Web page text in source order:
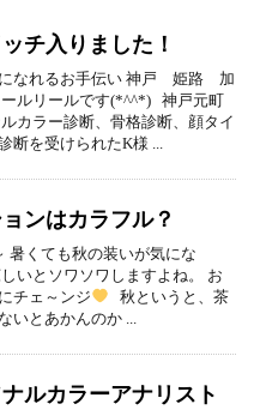
チ入りました！
なれるお手伝い 神戸 姫路 加
ルリールです(*^^*) 神戸元町
カラー診断、骨格診断、顔タイ
断を受けられたK様 ...
ンはカラフル？
暑くても秋の装いが気にな
いとソワソワしますよね。 お
チェ～ンジ
秋というと、茶
いとあかんのか ...
ルカラーアナリスト